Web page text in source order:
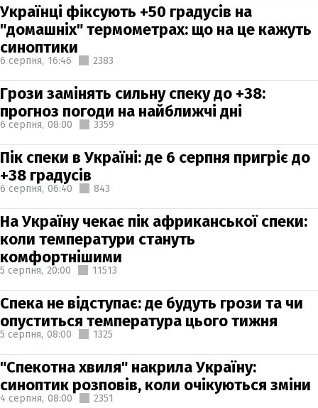
Українці фіксують +50 градусів на
"домашніх" термометрах: що на це кажуть
синоптики
6 серпня, 16:46 2383
Грози замінять сильну спеку до +38:
прогноз погоди на найближчі дні
6 серпня, 08:00 3359
Пік спеки в Україні: де 6 серпня пригріє до
+38 градусів
6 серпня, 06:40 843
На Україну чекає пік африканської спеки:
коли температури стануть
комфортнішими
5 серпня, 20:00 11513
Спека не відступає: де будуть грози та чи
опуститься температура цього тижня
5 серпня, 08:00 1325
"Спекотна хвиля" накрила Україну:
синоптик розповів, коли очікуються зміни
4 серпня, 08:00 2351